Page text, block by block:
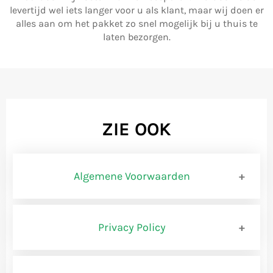
levertijd wel iets langer voor u als klant, maar wij doen er
alles aan om het pakket zo snel mogelijk bij u thuis te
laten bezorgen.
ZIE OOK
Algemene Voorwaarden
Privacy Policy